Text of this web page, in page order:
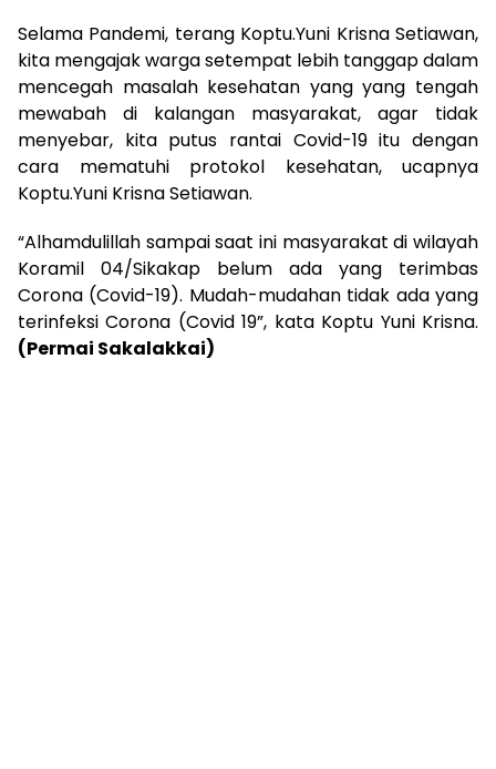
Selama Pandemi, terang Koptu.Yuni Krisna Setiawan,
kita mengajak warga setempat lebih tanggap dalam
mencegah masalah kesehatan yang yang tengah
mewabah di kalangan masyarakat, agar tidak
menyebar, kita putus rantai Covid-19 itu dengan
cara mematuhi protokol kesehatan, ucapnya
Koptu.Yuni Krisna Setiawan.
“Alhamdulillah sampai saat ini masyarakat di wilayah
Koramil 04/Sikakap belum ada yang terimbas
Corona (Covid-19). Mudah-mudahan tidak ada yang
terinfeksi Corona (Covid 19”, kata Koptu Yuni Krisna.
(Permai Sakalakkai)